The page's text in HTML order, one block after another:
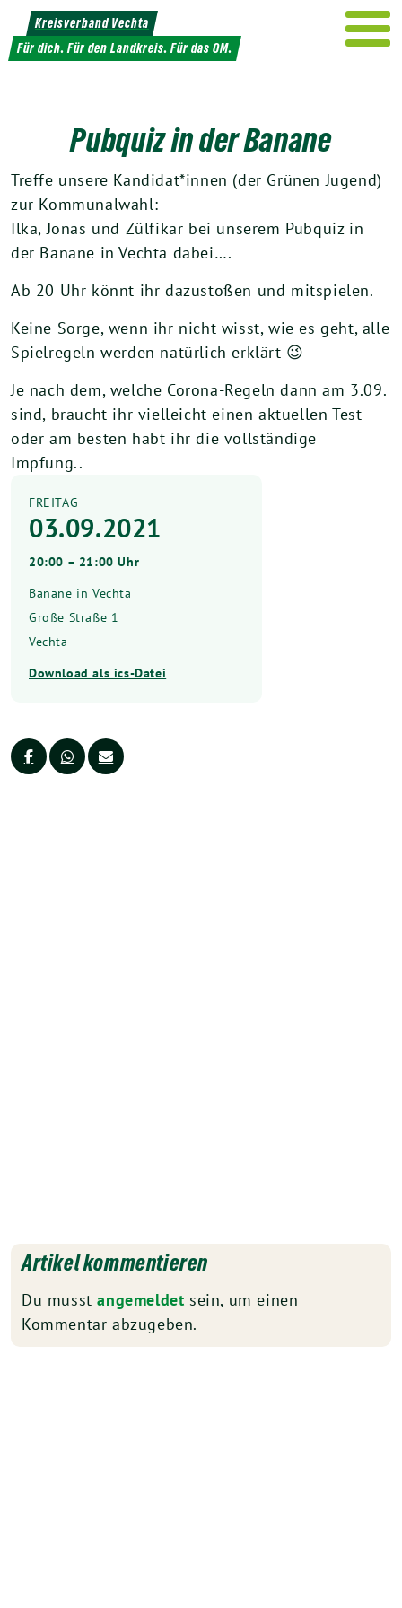
Weiter
zum
Inhalt
Kreisverband Vechta
Für dich. Für den Landkreis. Für das OM.
Pubquiz in der Banane
Treffe unsere Kandidat*innen (der Grünen Jugend)
zur Kommunalwahl:
Ilka, Jonas und Zülfikar bei unserem Pubquiz in
der Banane in Vechta dabei….
Ab 20 Uhr könnt ihr dazustoßen und mitspielen.
Keine Sorge, wenn ihr nicht wisst, wie es geht, alle
Spielregeln werden natürlich erklärt 😉
Je nach dem, welche Corona-Regeln dann am 3.09.
sind, braucht ihr vielleicht einen aktuellen Test
oder am besten habt ihr die vollständige
Impfung..
FREITAG
03.09.2021
20:00 – 21:00 Uhr
Banane in Vechta
Große Straße 1
Vechta
Download als ics-Datei
Artikel kommentieren
Du musstangemeldet sein, um einen
Kommentar abzugeben.